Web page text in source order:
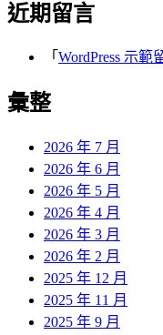
近期留言
「 WordPress 示範
彙整
2026 年 7 月
2026 年 6 月
2026 年 5 月
2026 年 4 月
2026 年 3 月
2026 年 2 月
2025 年 12 月
2025 年 11 月
2025 年 9 月